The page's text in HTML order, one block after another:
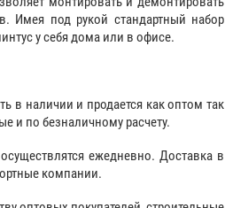
Имея под рукой стандартный набор
у себя дома или в офисе.
в наличии и продается как оптом так
и по безналичному расчету.
ежедневно. Доставка в
компании.